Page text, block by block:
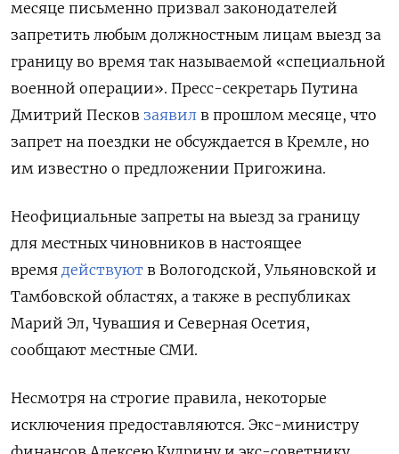
месяце письменно призвал законодателей
запретить любым должностным лицам выезд за
границу во время так называемой «специальной
военной операции». Пресс-секретарь Путина
Дмитрий Песков заявил в прошлом месяце, что
запрет на поездки не обсуждается в Кремле, но
им известно о предложении Пригожина.
Неофициальные запреты на выезд за границу
для местных чиновников в настоящее
время действуют в Вологодской, Ульяновской и
Тамбовской областях, а также в республиках
Марий Эл, Чувашия и Северная Осетия,
сообщают местные СМИ.
Несмотря на строгие правила, некоторые
исключения предоставляются. Экс-министру